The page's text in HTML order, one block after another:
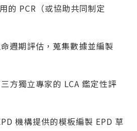
的 PCR（或協助共同制定
週期評估，蒐集數據並編製
方獨立專家的 LCA 鑑定性評
機構提供的模板編製 EPD 草